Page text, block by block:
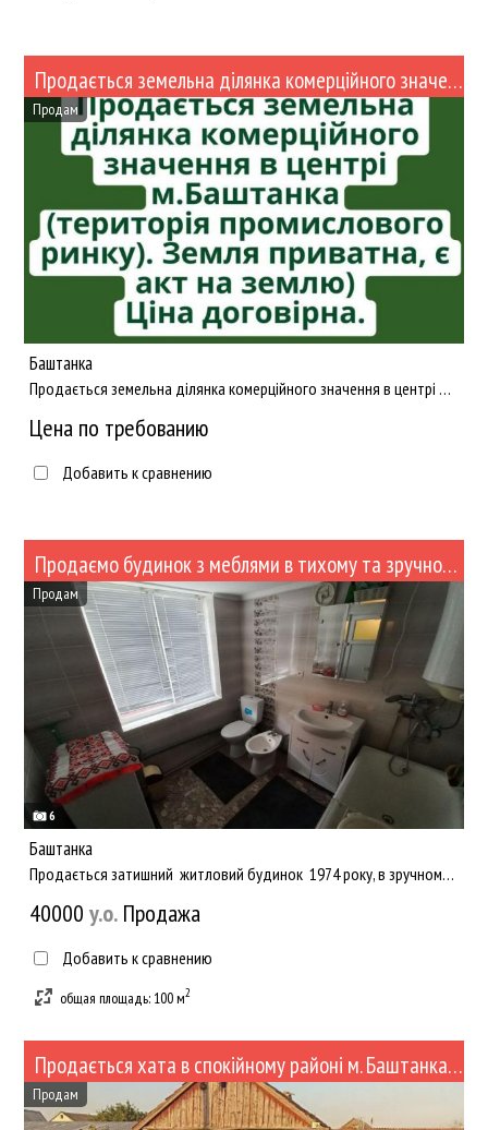
Продається земельна ділянка комерційного значення в центрі м.Баштанка
Продам
Баштанка
Продається земельна ділянка комерційного значення в центрі м.Баштанка (територія промислового ринку). Земля пр...
Цена по требованию
Добавить к сравнению
Продаємо будинок з меблями в тихому та зручному місці (№439-91)
6
Продам
Баштанка
Продається затишний житловий будинок 1974 року, в зручному та спокійному місці м.Баштанка. Продаж з меблями!...
40000 y.о. Продажа
Добавить к сравнению
общая площадь: 100 м2
Продається хата в спокійному районі м. Баштанка (№437-89)
Продам